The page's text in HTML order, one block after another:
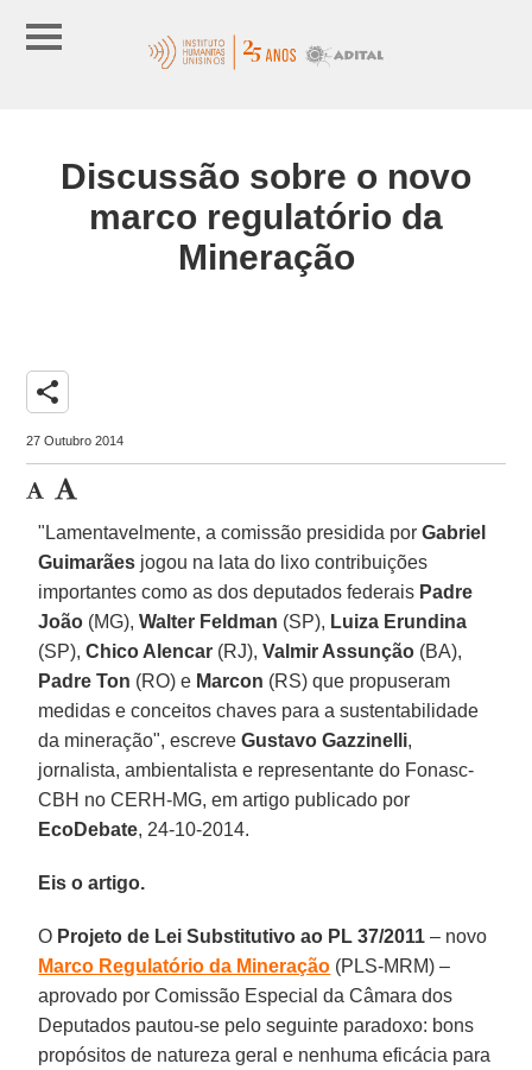
Discussão sobre o novo
marco regulatório da
Mineração
share
27 Outubro 2014
"Lamentavelmente, a comissão presidida porGabriel
Guimarães jogou na lata do lixo contribuições
importantes como as dos deputados federais Padre
João (MG),Walter Feldman (SP), Luiza Erundina
(SP),Chico Alencar (RJ),Valmir Assunção (BA),
Padre Ton (RO) e Marcon (RS) que propuseram
medidas e conceitos chaves para a sustentabilidade
da mineração", escreveGustavo Gazzinelli,
jornalista, ambientalista e representante do Fonasc-
CBH no CERH-MG, em artigo publicado por
EcoDebate, 24-10-2014.
Eis o artigo.
O Projeto de Lei Substitutivo ao PL 37/2011 – novo
Marco Regulatório da Mineração (PLS-MRM) –
aprovado por Comissão Especial da Câmara dos
Deputados pautou-se pelo seguinte paradoxo: bons
propósitos de natureza geral e nenhuma eficácia para